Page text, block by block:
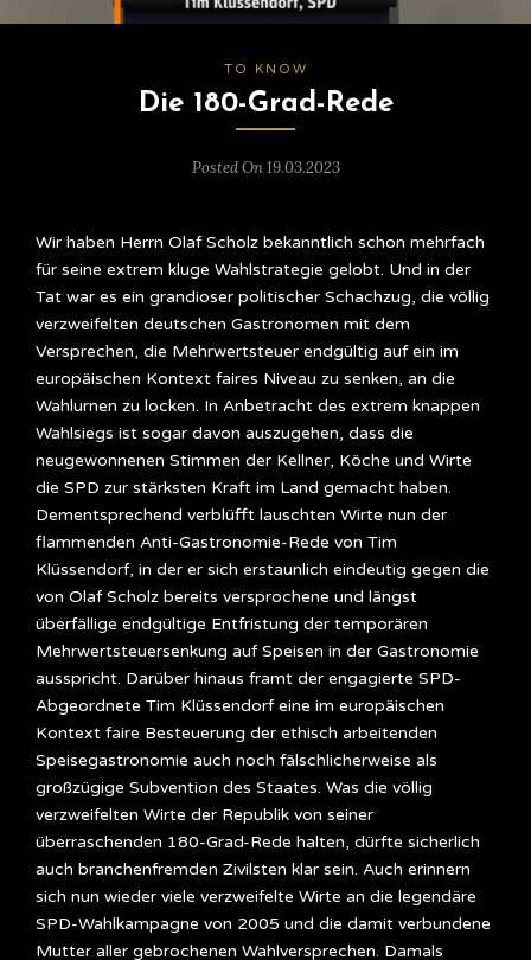
TO KNOW
Die 180-Grad-Rede
Posted On 19.03.2023
Wir haben Herrn Olaf Scholz bekanntlich schon mehrfach
für seine extrem kluge Wahlstrategie gelobt. Und in der
Tat war es ein grandioser politischer Schachzug, die völlig
verzweifelten deutschen Gastronomen mit dem
Versprechen, die Mehrwertsteuer endgültig auf ein im
europäischen Kontext faires Niveau zu senken, an die
Wahlurnen zu locken. In Anbetracht des extrem knappen
Wahlsiegs ist sogar davon auszugehen, dass die
neugewonnenen Stimmen der Kellner, Köche und Wirte
die SPD zur stärksten Kraft im Land gemacht haben.
Dementsprechend verblüfft lauschten Wirte nun der
flammenden Anti-Gastronomie-Rede von Tim
Klüssendorf, in der er sich erstaunlich eindeutig gegen die
von Olaf Scholz bereits versprochene und längst
überfällige endgültige Entfristung der temporären
Mehrwertsteuersenkung auf Speisen in der Gastronomie
ausspricht. Darüber hinaus framt der engagierte SPD-
Abgeordnete Tim Klüssendorf eine im europäischen
Kontext faire Besteuerung der ethisch arbeitenden
Speisegastronomie auch noch fälschlicherweise als
großzügige Subvention des Staates. Was die völlig
verzweifelten Wirte der Republik von seiner
überraschenden 180-Grad-Rede halten, dürfte sicherlich
auch branchenfremden Zivilsten klar sein. Auch erinnern
sich nun wieder viele verzweifelte Wirte an die legendäre
SPD-Wahlkampagne von 2005 und die damit verbundene
Mutter aller gebrochenen Wahlversprechen. Damals